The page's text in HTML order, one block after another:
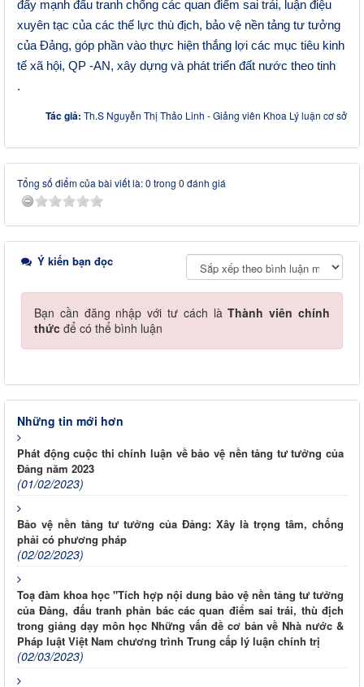
đẩy mạnh đấu tranh chống các quan điểm sai trái, luận điệu
xuyên tạc của các thế lực thù địch, bảo vệ nền tảng tư tưởng
của Đảng, góp phần vào thực hiện thắng lợi các mục tiêu kinh
tế xã hội, QP -AN, xây dựng và phát triển đất nước theo tinh
Tác giả: Th.S Nguyễn Thị Thảo Linh - Giảng viên Khoa Lý luận cơ sở
Tổng số điểm của bài viết là: 0 trong 0 đánh giá
Ý kiến bạn đọc
Bạn cần đăng nhập với tư cách làThành viên chính
thức để có thể bình luận
Những tin mới hơn
Phát động cuộc thi chính luận về bảo vệ nền tảng tư tưởng của
Đảng năm 2023
(01/02/2023)
Bảo vệ nền tảng tư tưởng của Đảng: Xây là trọng tâm, chống
phải có phương pháp
(02/02/2023)
Toạ đàm khoa học "Tích hợp nội dung bảo vệ nền tảng tư tưởng
của Đảng, đấu tranh phản bác các quan điểm sai trái, thù địch
trong giảng dạy môn học Những vấn đề cơ bản về Nhà nước &
Pháp luật Việt Nam chương trình Trung cấp lý luận chính trị
(02/03/2023)